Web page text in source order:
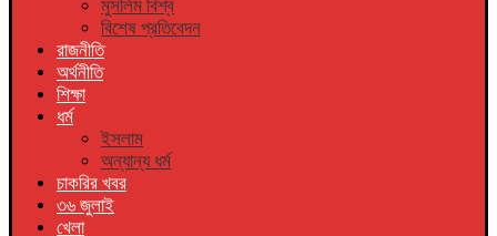
মুসলিম বিশ্ব
বিশেষ প্রতিবেদন
রাজনীতি
অর্থনীতি
শিক্ষা
ধর্ম
ইসলাম
অন্যান্য ধর্ম
চাকরির খবর
৩৬ জুলাই
খেলা